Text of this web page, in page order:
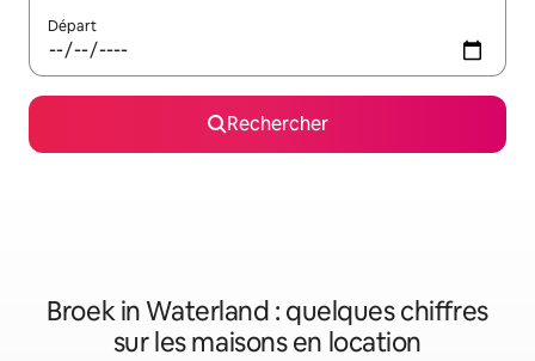
Départ
Rechercher
Broek in Waterland : quelques chiffres
sur les maisons en location